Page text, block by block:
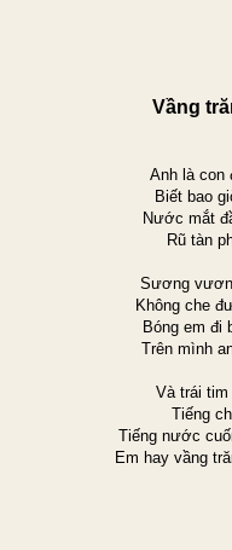
Vầng
Anh là con
Biết bao
Nước mắt
Rũ tàn
Sương
Không che
Bóng em đi
Trên mình
Và trái tim
Tiếng
Tiếng nước
Em hay vầng